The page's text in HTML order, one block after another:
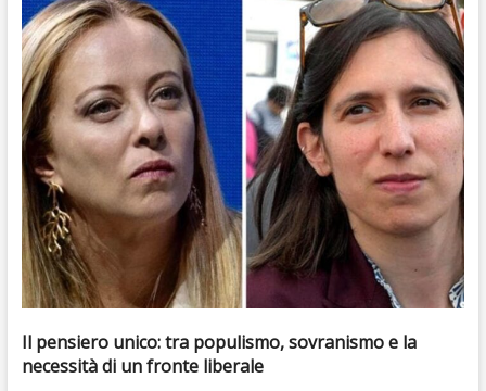
Il pensiero unico: tra populismo, sovranismo e la
necessità di un fronte liberale